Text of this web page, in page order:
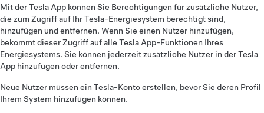
Mit der Tesla App können Sie Berechtigungen für zusätzliche Nutzer,
die zum Zugriff auf Ihr Tesla-Energiesystem berechtigt sind,
hinzufügen und entfernen. Wenn Sie einen Nutzer hinzufügen,
bekommt dieser Zugriff auf alle Tesla App-Funktionen Ihres
Energiesystems. Sie können jederzeit zusätzliche Nutzer in der Tesla
App hinzufügen oder entfernen.
Neue Nutzer müssen ein Tesla-Konto erstellen, bevor Sie deren Profil
Ihrem System hinzufügen können.